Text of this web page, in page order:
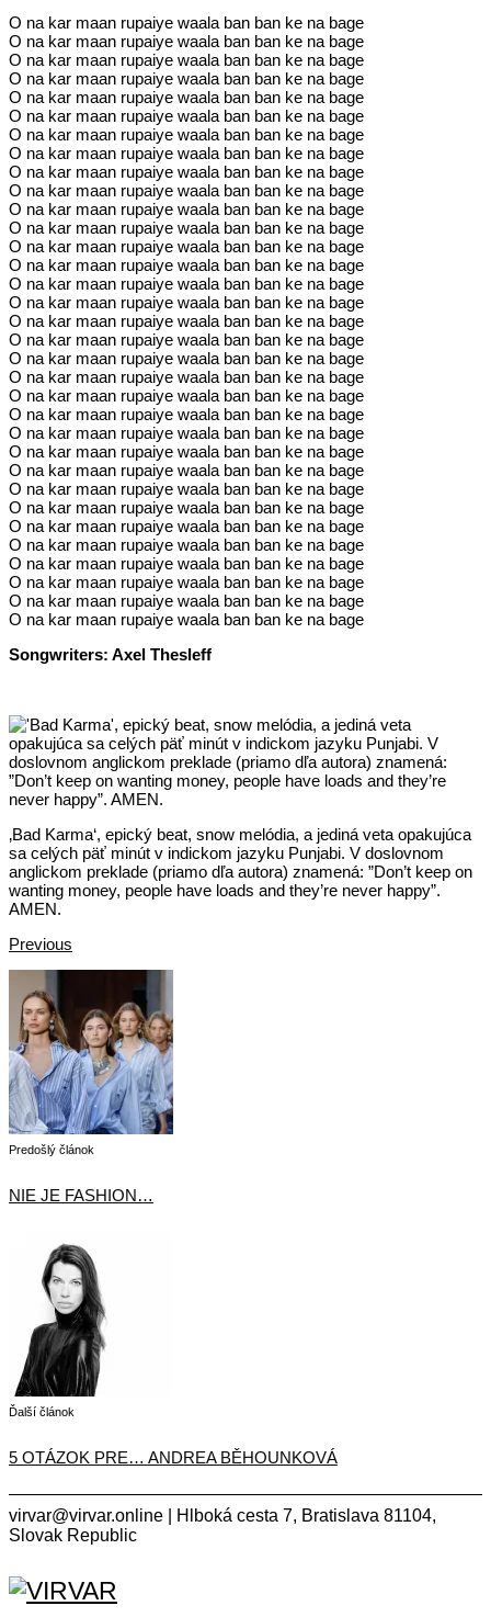
O na kar maan rupaiye waala ban ban ke na bage
O na kar maan rupaiye waala ban ban ke na bage
O na kar maan rupaiye waala ban ban ke na bage
O na kar maan rupaiye waala ban ban ke na bage
O na kar maan rupaiye waala ban ban ke na bage
O na kar maan rupaiye waala ban ban ke na bage
O na kar maan rupaiye waala ban ban ke na bage
O na kar maan rupaiye waala ban ban ke na bage
O na kar maan rupaiye waala ban ban ke na bage
O na kar maan rupaiye waala ban ban ke na bage
O na kar maan rupaiye waala ban ban ke na bage
O na kar maan rupaiye waala ban ban ke na bage
O na kar maan rupaiye waala ban ban ke na bage
O na kar maan rupaiye waala ban ban ke na bage
O na kar maan rupaiye waala ban ban ke na bage
O na kar maan rupaiye waala ban ban ke na bage
O na kar maan rupaiye waala ban ban ke na bage
O na kar maan rupaiye waala ban ban ke na bage
O na kar maan rupaiye waala ban ban ke na bage
O na kar maan rupaiye waala ban ban ke na bage
O na kar maan rupaiye waala ban ban ke na bage
O na kar maan rupaiye waala ban ban ke na bage
O na kar maan rupaiye waala ban ban ke na bage
O na kar maan rupaiye waala ban ban ke na bage
O na kar maan rupaiye waala ban ban ke na bage
O na kar maan rupaiye waala ban ban ke na bage
O na kar maan rupaiye waala ban ban ke na bage
O na kar maan rupaiye waala ban ban ke na bage
O na kar maan rupaiye waala ban ban ke na bage
O na kar maan rupaiye waala ban ban ke na bage
O na kar maan rupaiye waala ban ban ke na bage
O na kar maan rupaiye waala ban ban ke na bage
O na kar maan rupaiye waala ban ban ke na bage
Songwriters: Axel Thesleff
‚Bad Karma‘, epický beat, snow melódia, a jediná veta opakujúca
sa celých päť minút v indickom jazyku Punjabi. V doslovnom
anglickom preklade (priamo dľa autora) znamená: ”Don’t keep on
wanting money, people have loads and they’re never happy”.
AMEN.
Previous
Predošlý článok
NIE JE FASHION…
Ďalší článok
5 OTÁZOK PRE… ANDREA BĚHOUNKOVÁ
virvar@virvar.online | Hlboká cesta 7, Bratislava 81104,
Slovak Republic